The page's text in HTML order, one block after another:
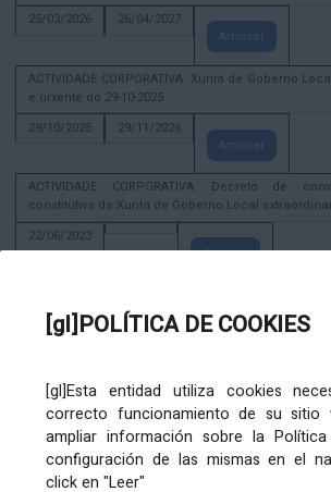
[gl]POLÍTICA DE COOKIES
[gl]Esta entidad utiliza cookies
correcto funcionamiento de su sitio
ampliar información sobre la
configuración de las mismas en el
click en "Leer"
25/03/2026
26/04/2027
Amosar
ACTIVIDADE CORPORATIVA. Xunta de Goberno
e urxente do 29-10-2025
29/10/2025
29/11/2026
Amosar
ACTIVIDADE CORPORATIVA. Decreto de
constitutiva da Xunta de Goberno Local
22/06/2023
Amosar
02/08/2022
ACTIVIDADE CORPORATIVA. Xunta de Goberno
de 2020
28/12/2020
Amosar